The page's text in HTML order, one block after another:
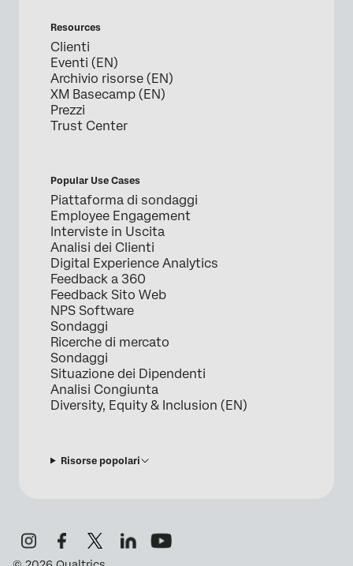
Resources
Clienti
Eventi (EN)
Archivio risorse (EN)
XM Basecamp (EN)
Prezzi
Trust Center
Popular Use Cases
Piattaforma di sondaggi
Employee Engagement
Interviste in Uscita
Analisi dei Clienti
Digital Experience Analytics
Feedback a 360
Feedback Sito Web
NPS Software
Sondaggi
Ricerche di mercato
Sondaggi
Situazione dei Dipendenti
Analisi Congiunta
Diversity, Equity & Inclusion (EN)
Risorse popolari